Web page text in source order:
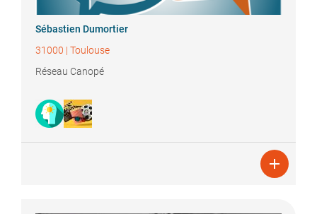
Sébastien Dumortier
31000 | Toulouse
Réseau Canopé
